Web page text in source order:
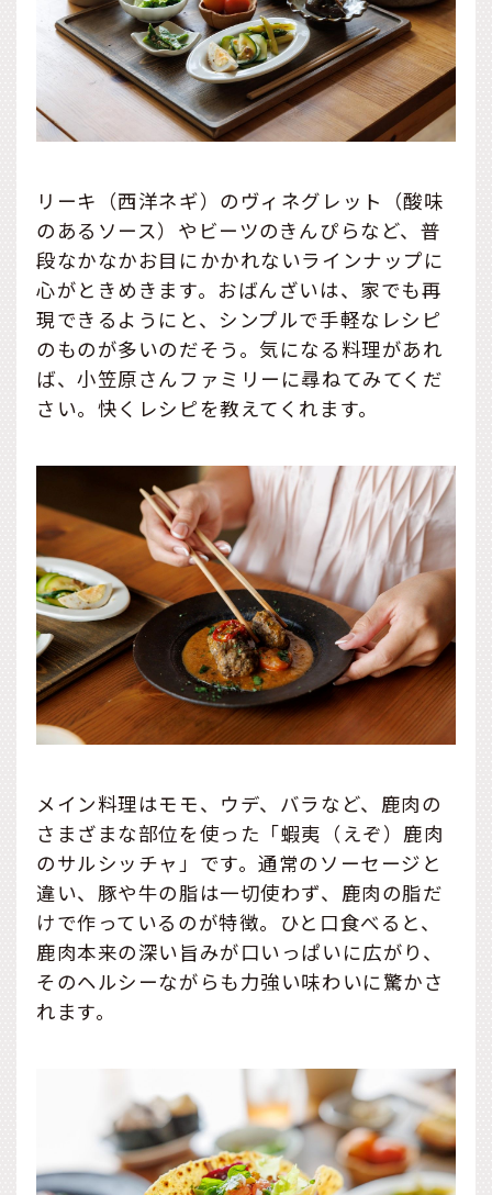
リーキ（西洋ネギ）のヴィネグレット（酸味
のあるソース）やビーツのきんぴらなど、普
段なかなかお目にかかれないラインナップに
心がときめきます。おばんざいは、家でも再
現できるようにと、シンプルで手軽なレシピ
のものが多いのだそう。気になる料理があれ
ば、小笠原さんファミリーに尋ねてみてくだ
さい。快くレシピを教えてくれます。
メイン料理はモモ、ウデ、バラなど、鹿肉の
さまざまな部位を使った「蝦夷（えぞ）鹿肉
のサルシッチャ」です。通常のソーセージと
違い、豚や牛の脂は一切使わず、鹿肉の脂だ
けで作っているのが特徴。ひと口食べると、
鹿肉本来の深い旨みが口いっぱいに広がり、
そのヘルシーながらも力強い味わいに驚かさ
れます。